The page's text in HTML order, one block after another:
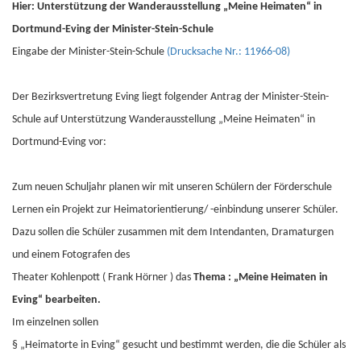
Hier: Unterstützung der Wanderausstellung „Meine Heimaten“ in
Dortmund-Eving der Minister-Stein-Schule
Eingabe der Minister-Stein-Schule (Drucksache Nr.: 11966-08)
Der Bezirksvertretung Eving liegt folgender Antrag der Minister-Stein-
Schule auf Unterstützung Wanderausstellung „Meine Heimaten“ in
Dortmund-Eving vor:
Zum neuen Schuljahr planen wir mit unseren Schülern der Förderschule
Lernen ein Projekt zur Heimatorientierung/ -einbindung unserer Schüler.
Dazu sollen die Schüler zusammen mit dem Intendanten, Dramaturgen
und einem Fotografen des
Theater Kohlenpott ( Frank Hörner ) das Thema : „Meine Heimaten in
Eving“ bearbeiten.
Im einzelnen sollen
§ „Heimatorte in Eving“ gesucht und bestimmt werden, die die Schüler als